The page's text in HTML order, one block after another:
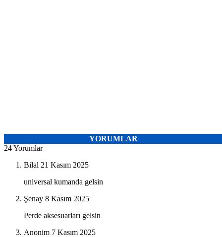
YORUMLAR
24 Yorumlar
Bilal 21 Kasım 2025
universal kumanda gelsin
Şenay 8 Kasım 2025
Perde aksesuarları gelsin
Anonim 7 Kasım 2025